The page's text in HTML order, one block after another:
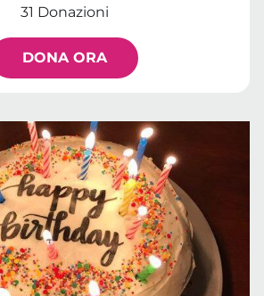
31 Donazioni
DONA ORA